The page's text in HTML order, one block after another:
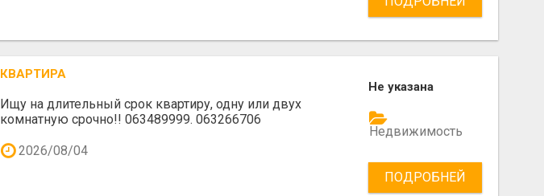
КВАРТИРА
Ищу на длительный срок квартиру, одну или двух
комнатную срочно!! 063489999. 063266706
2026/08/04
Не указана
Недвижимость
ПОДРОБНЕЙ